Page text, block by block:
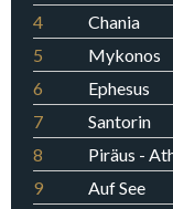
4
Chania
5
Mykonos
6
Ephesus
7
Santorin
8
Piräus -
9
Auf See